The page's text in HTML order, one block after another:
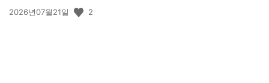
공
2026년07월21일 2